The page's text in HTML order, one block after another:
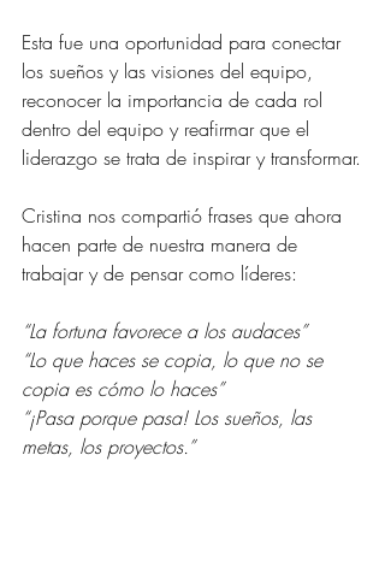
Esta fue una oportunidad para conectar
los sueños y las visiones del equipo,
reconocer la importancia de cada rol
dentro del equipo y reafirmar que el
liderazgo se trata de inspirar y transformar.
Cristina nos compartió frases que ahora
hacen parte de nuestra manera de
trabajar y de pensar como líderes:
“La fortuna favorece a los audaces”
“Lo que haces se copia, lo que no se
copia es cómo lo haces”
“¡Pasa porque pasa! Los sueños, las
metas, los proyectos.”